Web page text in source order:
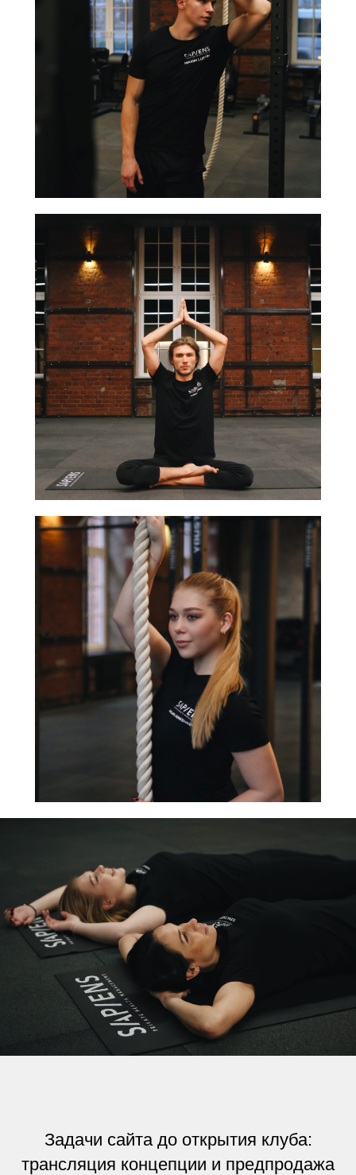
Задачи сайта до открытия клуба:
трансляция концепции и предпродажа